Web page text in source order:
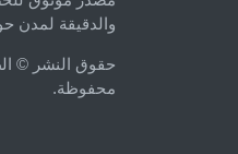
والدقيقة لمدن
محفوظة.